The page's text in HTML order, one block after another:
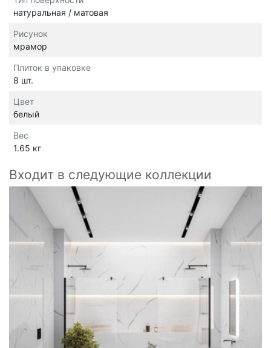
натуральная / матовая
Рисунок
мрамор
Плиток в упаковке
8 шт.
Цвет
белый
Вес
1.65 кг
Входит в следующие коллекции